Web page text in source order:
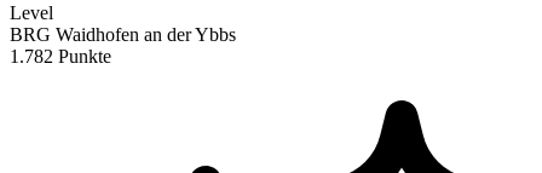
Level
BRG Waidhofen an der Ybbs
1.782 Punkte